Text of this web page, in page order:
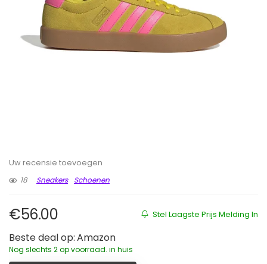
Uw recensie toevoegen
18
Sneakers Schoenen
Stel Laagste Prijs Melding In
€56.00
Beste deal op: Amazon
Nog slechts 2 op voorraad. in huis